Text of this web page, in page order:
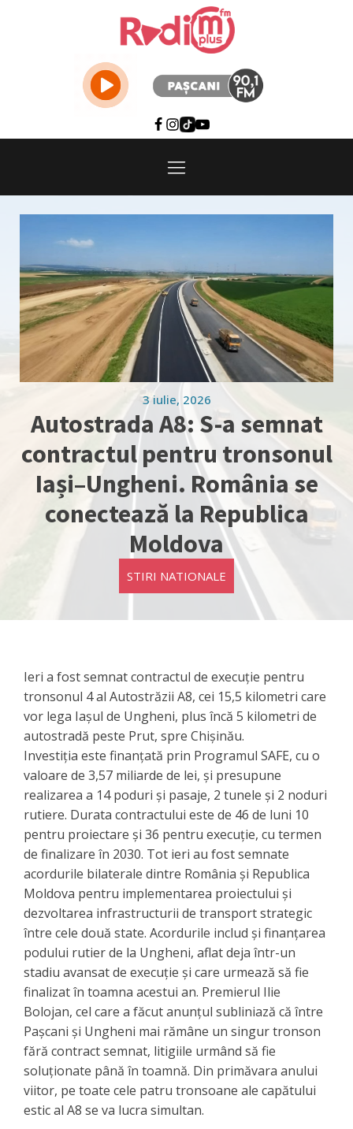
3 iulie, 2026
Autostrada A8: S-a semnat
contractul pentru tronsonul
Iași–Ungheni. România se
conectează la Republica
Moldova
STIRI NATIONALE
Ieri a fost semnat contractul de execuție pentru
tronsonul 4 al Autostrăzii A8, cei 15,5 kilometri care
vor lega Iașul de Ungheni, plus încă 5 kilometri de
autostradă peste Prut, spre Chișinău.
Investiția este finanțată prin Programul SAFE, cu o
valoare de 3,57 miliarde de lei, și presupune
realizarea a 14 poduri și pasaje, 2 tunele și 2 noduri
rutiere. Durata contractului este de 46 de luni 10
pentru proiectare și 36 pentru execuție, cu termen
de finalizare în 2030. Tot ieri au fost semnate
acordurile bilaterale dintre România și Republica
Moldova pentru implementarea proiectului și
dezvoltarea infrastructurii de transport strategic
între cele două state. Acordurile includ și finanțarea
podului rutier de la Ungheni, aflat deja într-un
stadiu avansat de execuție și care urmează să fie
finalizat în toamna acestui an. Premierul Ilie
Bolojan, cel care a făcut anunțul subliniază că între
Pașcani și Ungheni mai rămâne un singur tronson
fără contract semnat, litigiile urmând să fie
soluționate până în toamnă. Din primăvara anului
viitor, pe toate cele patru tronsoane ale capătului
estic al A8 se va lucra simultan.